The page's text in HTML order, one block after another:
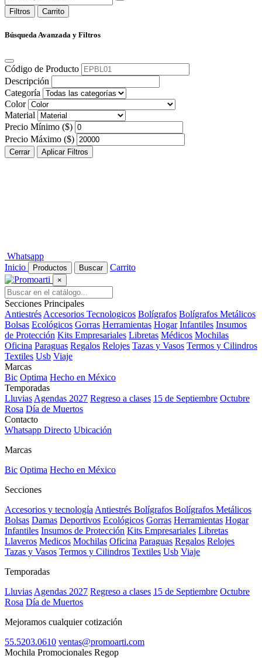
Filtros Carrito
Búsqueda Avanzada y Filtros
Código de Producto
Descripción
Categoría
Color
Material
Precio Mínimo ($)
Precio Máximo ($)
Cerrar Aplicar Filtros
Whatsapp
Inicio
Productos Buscar Carrito
×
Secciones Principales
Antiestrés Accesorios Tecnologicos Bolígrafos Bolígrafos Metálicos
Bolsas Ecológicos Gorras Herramientas Hogar Infantiles Insumos
de Protección Kits Empresariales Libretas Médicos Mochilas
Oficina Paraguas Regalos Relojes Tazas y Vasos Termos y Cilindros
Textiles Usb Viaje
Marcas
Bic Optima Hecho en México
Temporadas
Lluvias Agendas 2027 Regreso a clases 15 de Septiembre Octubre
Rosa Día de Muertos
Contacto
Whatsapp Directo Ubicación
Marcas
Bic Optima Hecho en México
Secciones
Accesorios y tecnología Antiestrés Bolígrafos Bolígrafos Metálicos
Bolsas Damas Deportivos Ecológicos Gorras Herramientas Hogar
Infantiles Insumos de Protección Kits Empresariales Libretas
Llaveros Medicos Mochilas Oficina Paraguas Regalos Relojes
Tazas y Vasos Termos y Cilindros Textiles Usb Viaje
Temporadas
Lluvias Agendas 2027 Regreso a clases 15 de Septiembre Octubre
Rosa Día de Muertos
Mejoramos cualquier cotización
55.5203.0610 ventas@promoarti.com
Mochila Promocionales Regop